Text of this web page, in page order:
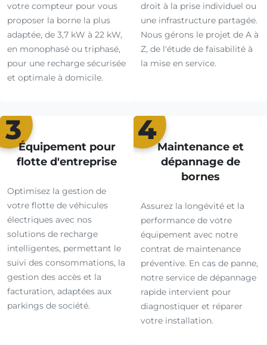
votre compteur pour vous
proposer la borne la plus
adaptée, de 3,7 kW à 22 kW,
en monophasé ou triphasé,
pour une recharge sécurisée
et optimale à domicile.
droit à la prise individuel ou
une infrastructure partagée.
Nous gérons le projet de A à
Z, de l'étude de faisabilité à
la mise en service.
3
Équipement pour
flotte d'entreprise
Optimisez la gestion de
votre flotte de véhicules
électriques avec nos
solutions de recharge
intelligentes, permettant le
suivi des consommations, la
gestion des accès et la
facturation, adaptées aux
parkings de société.
4
Maintenance et
dépannage de
bornes
Assurez la longévité et la
performance de votre
équipement avec notre
contrat de maintenance
préventive. En cas de panne,
notre service de dépannage
rapide intervient pour
diagnostiquer et réparer
votre installation.